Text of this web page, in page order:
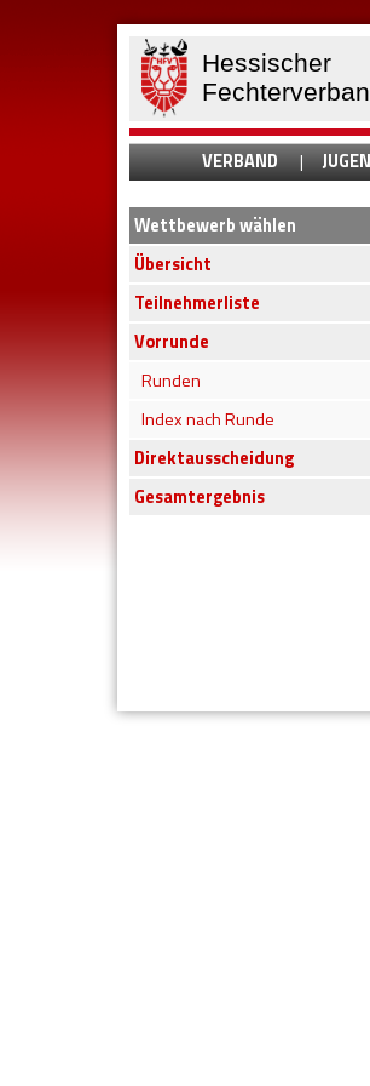
Hessischer
VERBAND
Wettbewerb wählen
Übersicht
Teilnehmerliste
Vorrunde
Runden
Index nach Runde
Direktausscheidung
Gesamtergebnis